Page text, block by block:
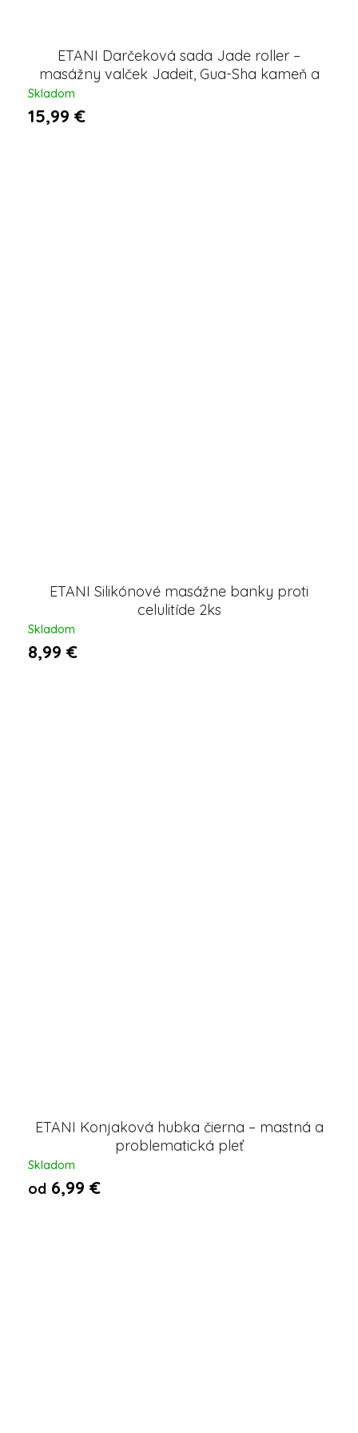
ETANI Darčeková sada Jade roller –
masážny valček Jadeit, Gua-Sha kameň a
Skladom
15,99 €
ETANI Silikónové masážne banky proti
celulitíde 2ks
Skladom
8,99 €
ETANI Konjaková hubka čierna – mastná a
problematická pleť
Skladom
od 6,99 €